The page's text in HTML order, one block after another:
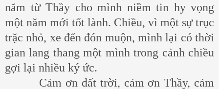
năm từ Thầy cho mình niềm tin hy vọng
một năm mới tốt lành. Chiều, vì một sự trục
trặc nhỏ, xe đến đón muộn, mình lại có thời
gian lang thang một mình trong cảnh chiều
gợi lại nhiều ký ức.
Cảm ơn đất trời, cảm ơn Thầy, cảm